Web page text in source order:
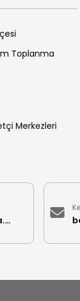
Toplanma
Merkezleri
iletisimmerkezi@bornova.bel.tr